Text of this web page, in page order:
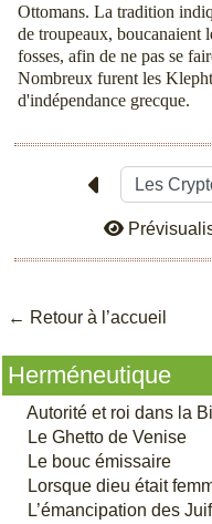
← Retour à l’accueil
Herméneutique
Autorité et roi dans la
Le Ghetto de Venise
Le bouc émissaire
Lorsque dieu était
L’émancipation des
Ottomans. La tradition
de troupeaux, boucanaient
fosses, afin de ne pas se
Nombreux furent les
d'indépendance grecque.